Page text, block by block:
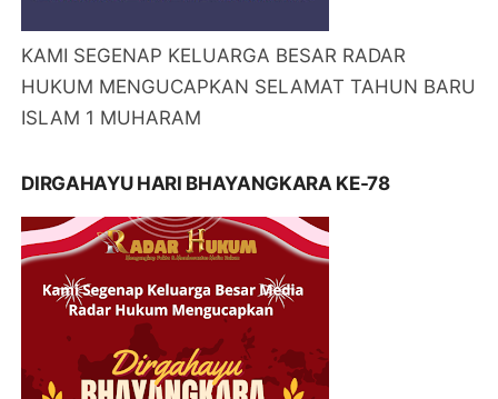
KAMI SEGENAP KELUARGA BESAR RADAR
HUKUM MENGUCAPKAN SELAMAT TAHUN BARU
ISLAM 1 MUHARAM
DIRGAHAYU HARI BHAYANGKARA KE-78